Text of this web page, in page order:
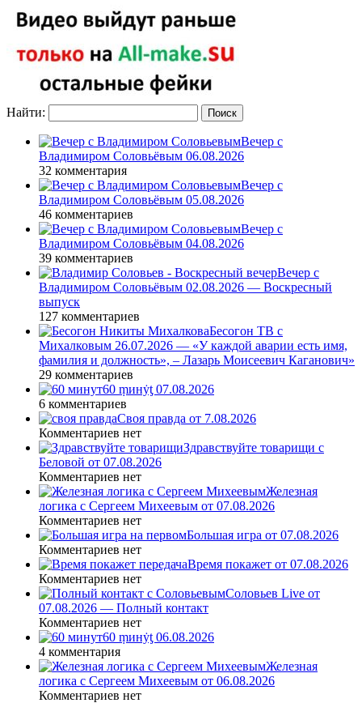
Найти:
Вечер с
Владимиром Соловьёвым 06.08.2026
32 комментария
Вечер с
Владимиром Соловьёвым 05.08.2026
46 комментариев
Вечер с
Владимиром Соловьёвым 04.08.2026
39 комментариев
Вечер с
Владимиром Соловьёвым 02.08.2026 — Воскресный
выпуск
127 комментариев
Бесогон ТВ с
Михалковым 26.07.2026 — «У каждой аварии есть имя,
фамилия и должность», – Лазарь Моисеевич Каганович»
29 комментариев
60 ṃинẏƫ 07.08.2026
6 комментариев
Своя правда от 7.08.2026
Комментариев нет
Здравствуйте товарищи с
Беловой от 07.08.2026
Комментариев нет
Железная
логика с Сергеем Михеевым от 07.08.2026
Комментариев нет
Большая игра от 07.08.2026
Комментариев нет
Время покажет от 07.08.2026
Комментариев нет
Соловьев Live от
07.08.2026 — Полный контакт
Комментариев нет
60 ṃинẏƫ 06.08.2026
4 комментария
Железная
логика с Сергеем Михеевым от 06.08.2026
Комментариев нет